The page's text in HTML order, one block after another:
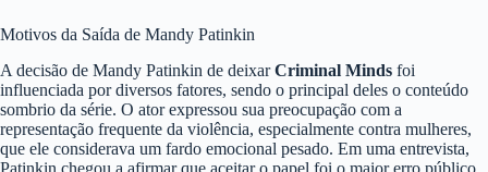
Motivos da Saída de Mandy Patinkin
A decisão de Mandy Patinkin de deixarCriminal Minds foi
influenciada por diversos fatores, sendo o principal deles o conteúdo
sombrio da série. O ator expressou sua preocupação com a
representação frequente da violência, especialmente contra mulheres,
que ele considerava um fardo emocional pesado. Em uma entrevista,
Patinkin chegou a afirmar que aceitar o papel foi o maior erro público